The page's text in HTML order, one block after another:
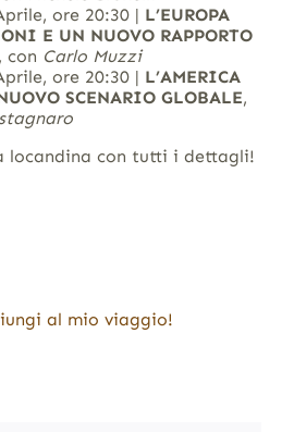
ore 20:30 | L’EUROPA
E UN NUOVO RAPPORTO
con Carlo Muzzi
ore 20:30 | L’AMERICA
SCENARIO GLOBALE,
locandina con tutti i dettagli!
al mio viaggio!